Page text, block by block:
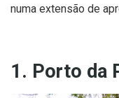
numa extensão de
1. Porto da